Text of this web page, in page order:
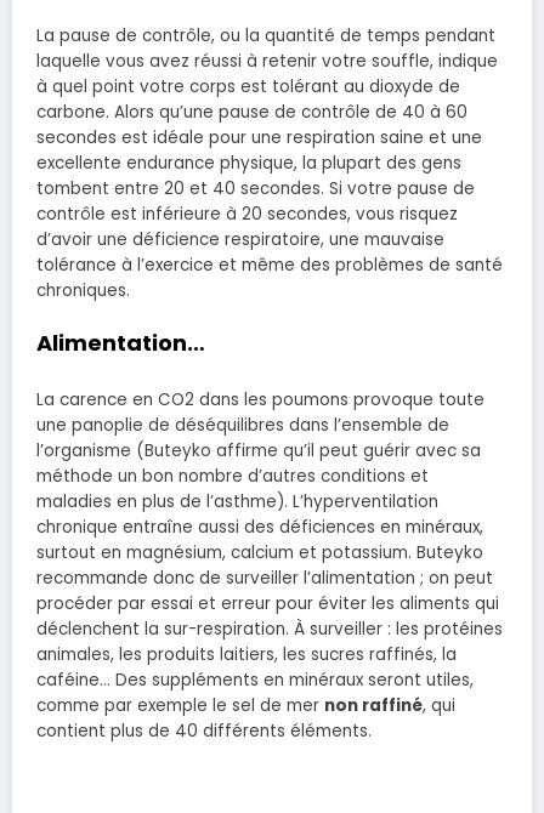
La pause de contrôle, ou la quantité de temps pendant
laquelle vous avez réussi à retenir votre souffle, indique
à quel point votre corps est tolérant au dioxyde de
carbone. Alors qu’une pause de contrôle de 40 à 60
secondes est idéale pour une respiration saine et une
excellente endurance physique, la plupart des gens
tombent entre 20 et 40 secondes. Si votre pause de
contrôle est inférieure à 20 secondes, vous risquez
d’avoir une déficience respiratoire, une mauvaise
tolérance à l’exercice et même des problèmes de santé
chroniques.
Alimentation…
La carence en CO2 dans les poumons provoque toute
une panoplie de déséquilibres dans l’ensemble de
l’organisme (Buteyko affirme qu’il peut guérir avec sa
méthode un bon nombre d’autres conditions et
maladies en plus de l’asthme). L’hyperventilation
chronique entraîne aussi des déficiences en minéraux,
surtout en magnésium, calcium et potassium. Buteyko
recommande donc de surveiller l’alimentation ; on peut
procéder par essai et erreur pour éviter les aliments qui
déclenchent la sur-respiration. À surveiller : les protéines
animales, les produits laitiers, les sucres raffinés, la
caféine… Des suppléments en minéraux seront utiles,
comme par exemple le sel de mer non raffiné, qui
contient plus de 40 différents éléments.